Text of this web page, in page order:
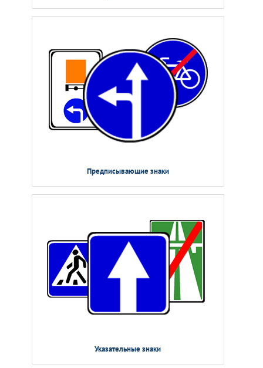
Предписывающие знаки
Указательные знаки